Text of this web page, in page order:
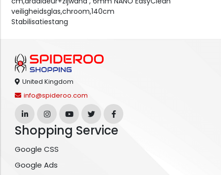
veiligheidsglas,chroom,140cm
Stabilisatiestang
United Kingdom
info@spideroo.com
Shopping Service
Google CSS
Google Ads